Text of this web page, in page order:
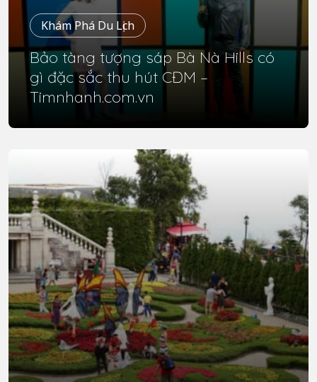
Khám Phá Du Lịch
Bảo tàng tượng sáp Bà Nà Hills có
gì đặc sắc thu hút CĐM –
Timnhanh.com.vn